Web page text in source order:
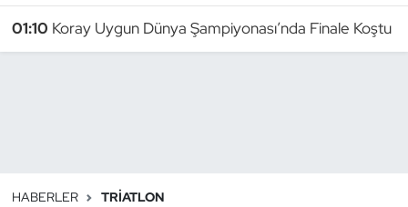
01:10 Koray Uygun Dünya Şampiyonası’nda Finale Koştu
HABERLER TRIATLON
Badminton